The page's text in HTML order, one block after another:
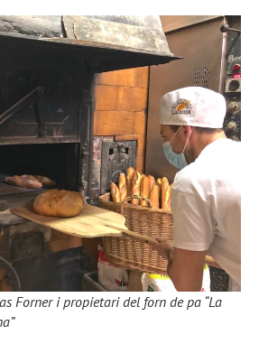
Forner i propietari del forn de pa “La